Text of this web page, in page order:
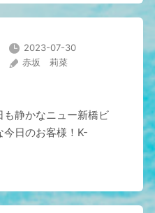
2023-07-30
赤坂 莉菜
も静かなニュー新橋ビ
日のお客様！K-